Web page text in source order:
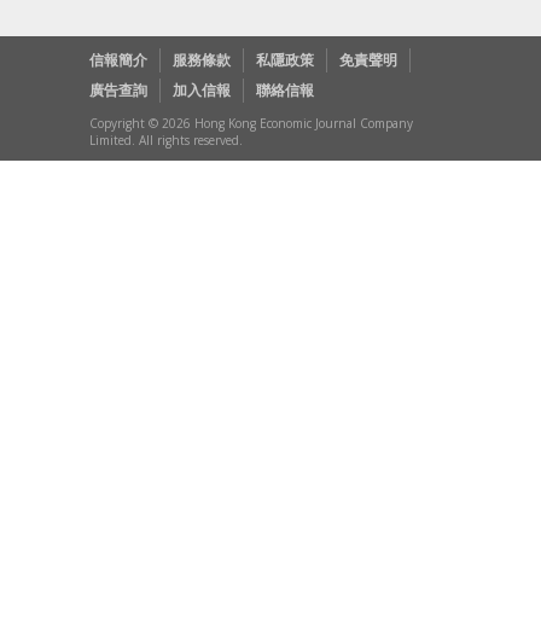
信報簡介 服務條款 私隱政策
免責聲明
廣告查詢
加入信報 聯絡信報
Copyright © 2026 Hong Kong Economic Journal Company
Limited. All rights reserved.